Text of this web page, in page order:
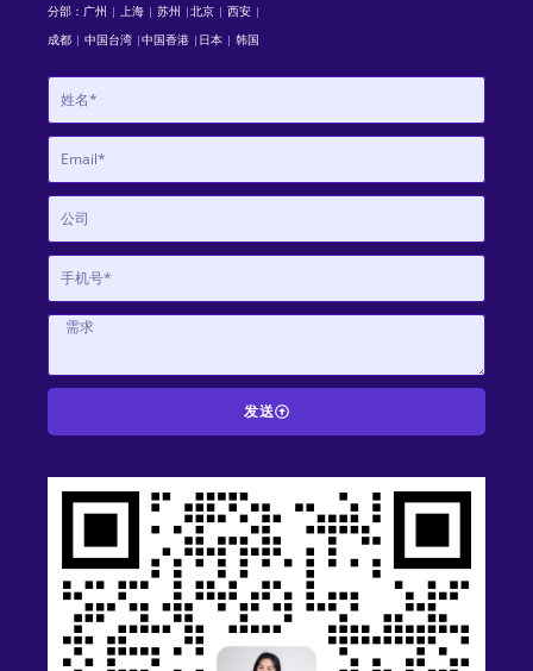
分部：广州 | 上海 | 苏州 |北京 | 西安 |
成都 | 中国台湾 |中国香港 |日本 | 韩国
发送